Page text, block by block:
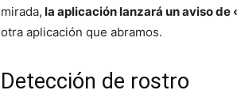
mirada, la aplicación lanzará un aviso
otra aplicación que abramos.
Detección de rostro